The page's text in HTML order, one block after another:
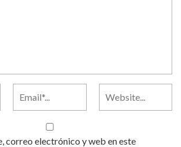
correo electrónico y web en este